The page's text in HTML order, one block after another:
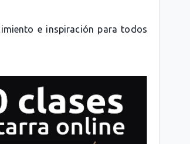
e inspiración para todos